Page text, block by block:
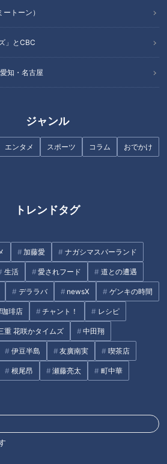
トーン）
」とCBC
知・名古屋
ジャンル
エンタメ スポーツ コラム おでかけ
トレンドタグ
加藤愛 ナガシマスパーランド
生活 愛されフード 道との遭遇
デララバ newsX ゲンキの時間
琲店 チャント！ レシピ
重 花咲かタイムズ 中田翔
伊豆半島 友廣南実 喫茶店
根尾昂 瀬藤亮太 町中華
ロ
1時間4400円は高い？安
チャント！
きょ
ずし
対
13:02
2023年1月30日放送
夫婦揃って3COINSの店
長！“スリコ”を知り尽くし
た店長夫婦が神アイテム
BEST5をご紹介
チャント！
「チャント！」特集
2023/02/08 07:15
生活 チャント！